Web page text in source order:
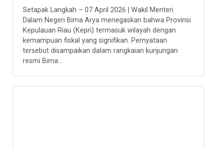
Setapak Langkah – 07 April 2026 | Wakil Menteri
Dalam Negeri Bima Arya menegaskan bahwa Provinsi
Kepulauan Riau (Kepri) termasuk wilayah dengan
kemampuan fiskal yang signifikan. Pernyataan
tersebut disampaikan dalam rangkaian kunjungan
resmi Bima...